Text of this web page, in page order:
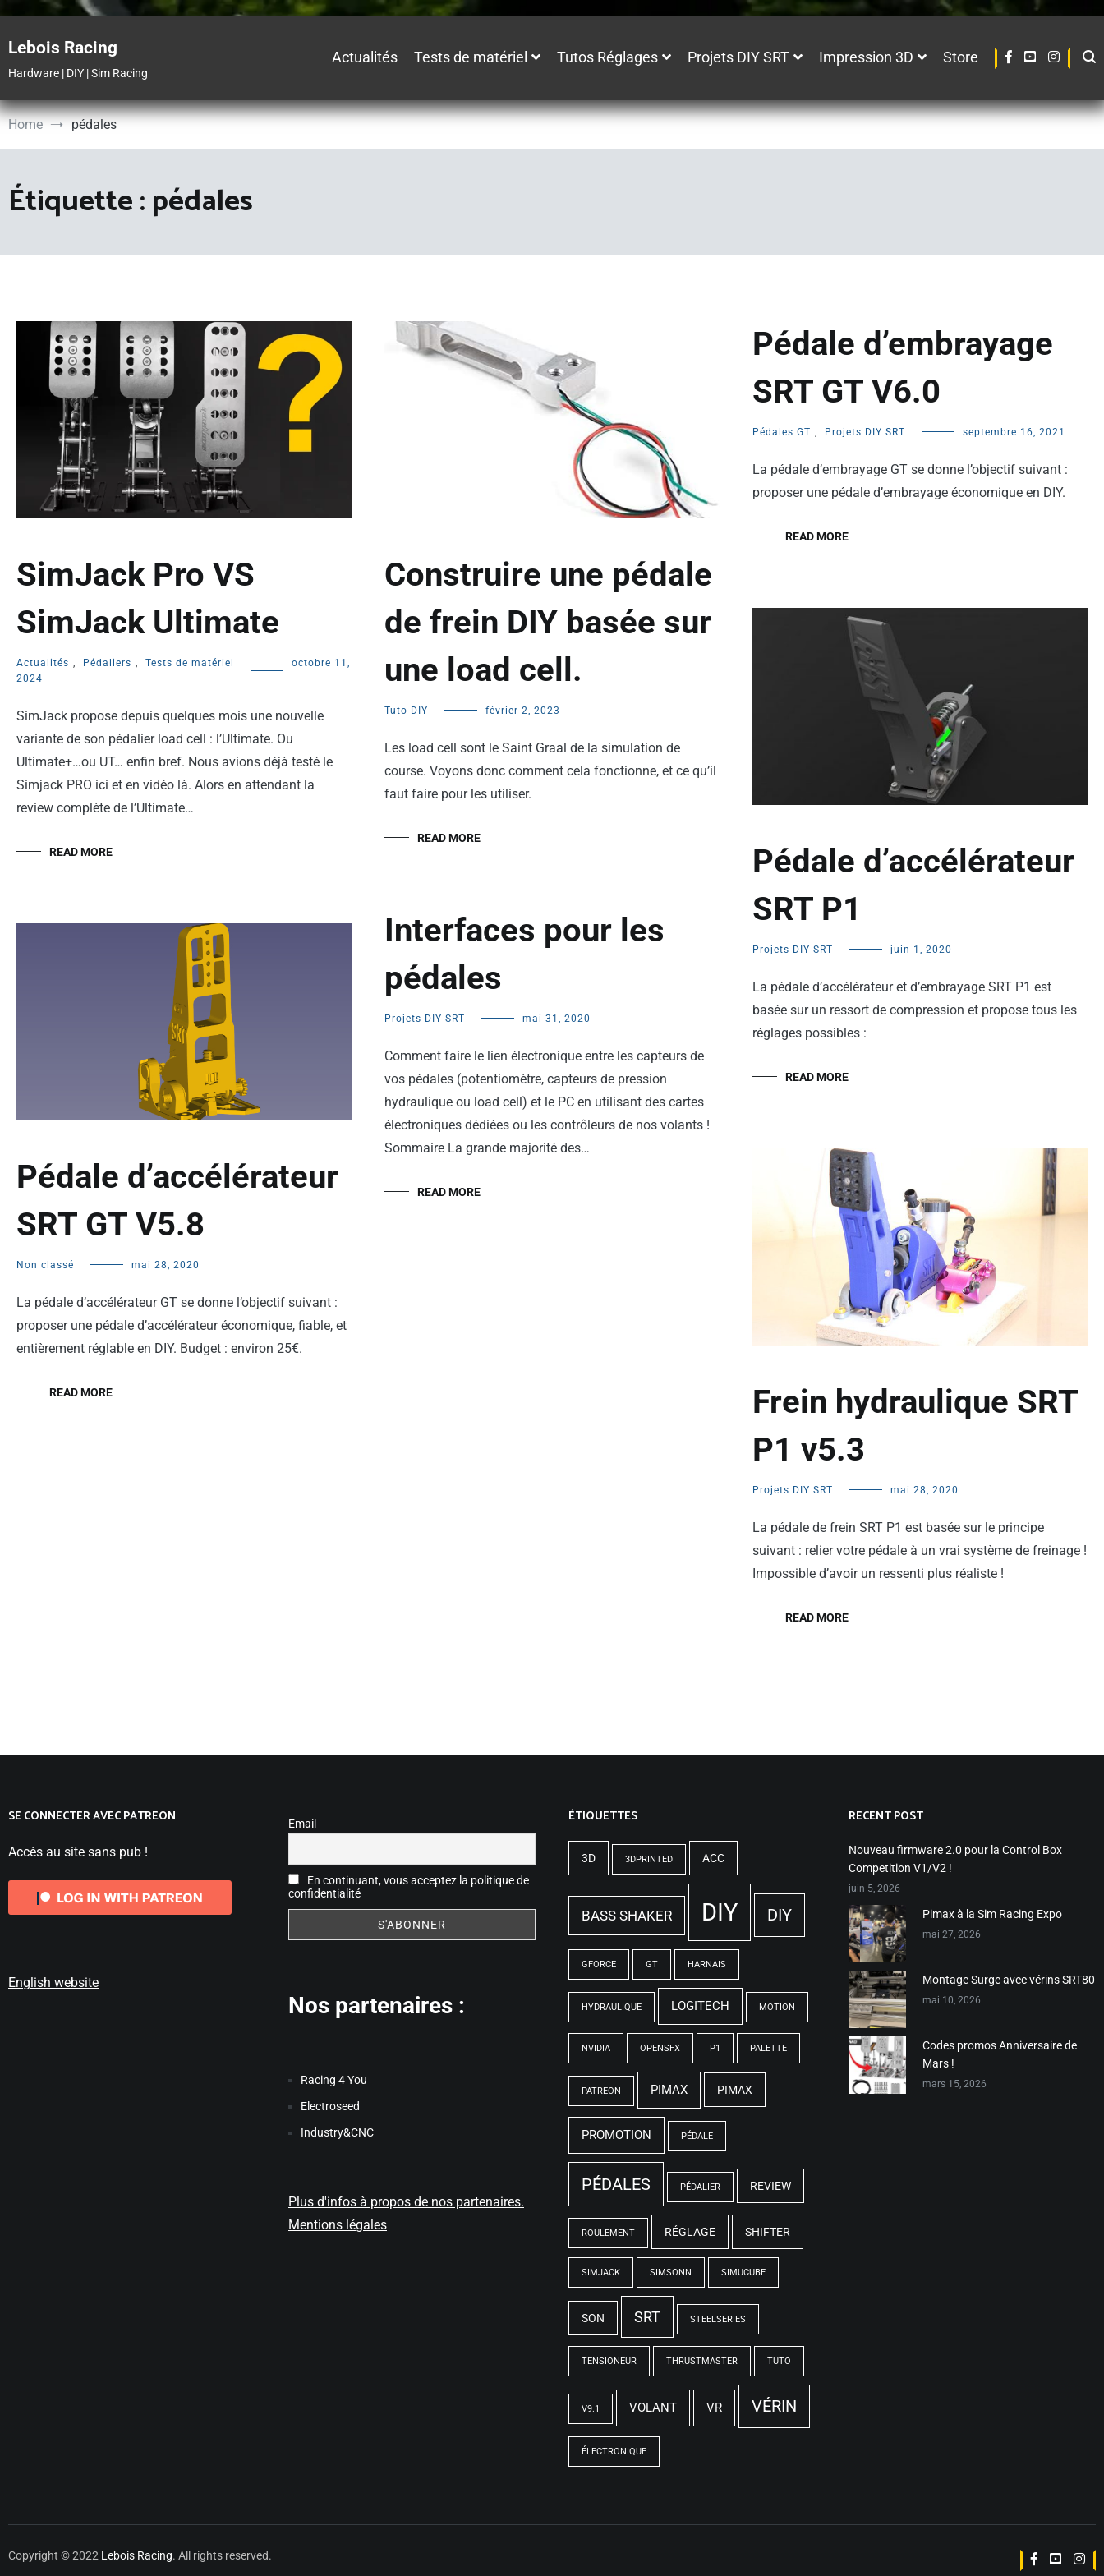
to
content
Lebois Racing
Hardware | DIY | Sim Racing
Actualités Tests de matériel Tutos Réglages Projets DIY SRT Impression 3D Store
Home pédales
Étiquette :pédales
SimJack Pro VS
SimJack Ultimate
Actualités , Pédaliers , Tests de matériel
octobre 11,
2024
SimJack propose depuis quelques mois une nouvelle
variante de son pédalier load cell : l’Ultimate. Ou
Ultimate+…ou UT… enfin bref. Nous avions déjà testé le
Simjack PRO ici et en vidéo là. Alors en attendant la
review complète de l’Ultimate…
READ MORE
Construire une pédale
de frein DIY basée sur
une load cell.
Tuto DIY février 2, 2023
Les load cell sont le Saint Graal de la simulation de
course. Voyons donc comment cela fonctionne, et ce qu’il
faut faire pour les utiliser.
READ MORE
Pédale d’embrayage
SRT GT V6.0
Pédales GT , Projets DIY SRT septembre 16, 2021
La pédale d’embrayage GT se donne l’objectif suivant :
proposer une pédale d’embrayage économique en DIY.
READ MORE
Pédale d’accélérateur
SRT P1
Projets DIY SRT juin 1, 2020
La pédale d’accélérateur et d’embrayage SRT P1 est
basée sur un ressort de compression et propose tous les
réglages possibles :
READ MORE
Interfaces pour les
pédales
Projets DIY SRT mai 31, 2020
Comment faire le lien électronique entre les capteurs de
vos pédales (potentiomètre, capteurs de pression
hydraulique ou load cell) et le PC en utilisant des cartes
électroniques dédiées ou les contrôleurs de nos volants !
Sommaire La grande majorité des…
READ MORE
Pédale d’accélérateur
SRT GT V5.8
Non classé mai 28, 2020
La pédale d’accélérateur GT se donne l’objectif suivant :
proposer une pédale d’accélérateur économique, fiable, et
entièrement réglable en DIY. Budget : environ 25€.
READ MORE
Frein hydraulique SRT
P1 v5.3
Projets DIY SRT mai 28, 2020
La pédale de frein SRT P1 est basée sur le principe
suivant : relier votre pédale à un vrai système de freinage !
Impossible d’avoir un ressenti plus réaliste !
READ MORE
SE CONNECTER AVEC PATREON
Accès au site sans pub !
English website
Email
En continuant, vous acceptez la politique de
confidentialité
Nos partenaires :
Racing 4 You
Electroseed
Industry&CNC
Plus d'infos à propos de nos partenaires.
Mentions légales
ÉTIQUETTES
3D 3DPRINTED ACC
BASS SHAKER DIY DIY
GFORCE GT HARNAIS
HYDRAULIQUE LOGITECH MOTION
NVIDIA OPENSFX P1 PALETTE
PATREON PIMAX PIMAX
PROMOTION PÉDALE
PÉDALES PÉDALIER REVIEW
ROULEMENT RÉGLAGE SHIFTER
SIMJACK SIMSONN SIMUCUBE
SON SRT STEELSERIES
TENSIONEUR THRUSTMASTER TUTO
V9.1 VOLANT VR VÉRIN
ÉLECTRONIQUE
RECENT POST
Nouveau firmware 2.0 pour la Control Box
Competition V1/V2 !
juin 5, 2026
Pimax à la Sim Racing Expo
mai 27, 2026
Montage Surge avec vérins SRT80
mai 10, 2026
Codes promos Anniversaire de
Mars !
mars 15, 2026
Copyright © 2022 Lebois Racing. All rights reserved.